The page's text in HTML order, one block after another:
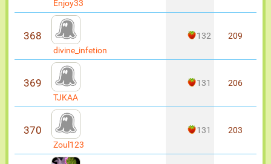
Enjoy33
368
divine_infetion
132 209
369
TJKAA
131 206
370
Zoul123
131 203